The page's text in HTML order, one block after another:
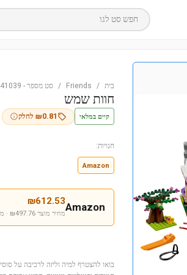
חפש סט לגו
בית /
Friends
/ סט מספר -
41039
חוות שמש
קיים במלאי ₪0.81 לחלק
חנויות:
Amazon
Amazon
₪612.53
מחיר מוצר ₪497.76 · משלוח ₪0 · מכס ₪114.77